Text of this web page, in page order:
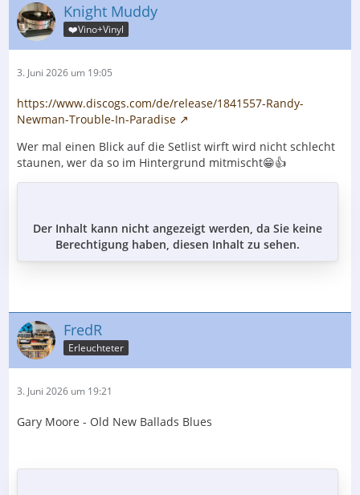
Knight Muddy
❤️Vino+Vinyl
3. Juni 2026 um 19:05
https://www.discogs.com/de/release/1841557-Randy-
Newman-Trouble-In-Paradise
Wer mal einen Blick auf die Setlist wirft wird nicht schlecht
staunen, wer da so im Hintergrund mitmischt😁👍
Der Inhalt kann nicht angezeigt werden, da Sie keine
Berechtigung haben, diesen Inhalt zu sehen.
FredR
Erleuchteter
3. Juni 2026 um 19:21
Gary Moore - Old New Ballads Blues